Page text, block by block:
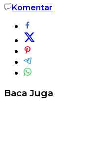
Komentar
Baca Juga